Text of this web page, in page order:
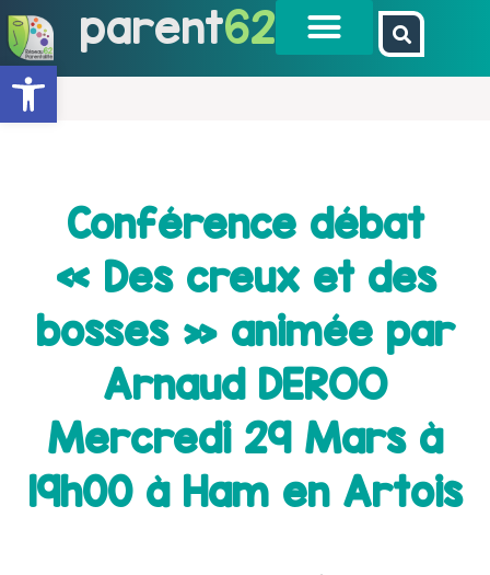
Ouvrir la barre d’outils
parent62
Conférence débat
« Des creux et des
bosses » animée par
Arnaud DEROO
Mercredi 29 Mars à
19h00 à Ham en Artois